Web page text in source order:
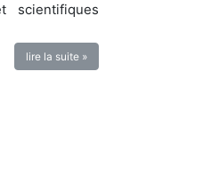
scientifiques
lire la suite »